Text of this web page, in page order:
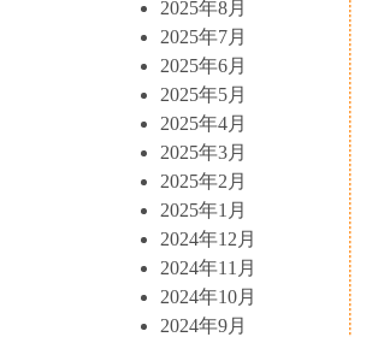
2025年8月
2025年7月
2025年6月
2025年5月
2025年4月
2025年3月
2025年2月
2025年1月
2024年12月
2024年11月
2024年10月
2024年9月